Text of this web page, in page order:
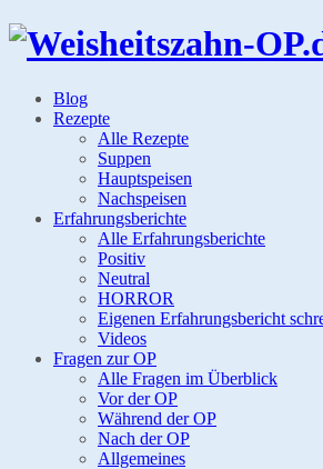
Blog
Rezepte
Alle Rezepte
Suppen
Hauptspeisen
Nachspeisen
Erfahrungsberichte
Alle Erfahrungsberichte
Positiv
Neutral
HORROR
Eigenen Erfahrungsbericht
Videos
Fragen zur OP
Alle Fragen im Überblick
Vor der OP
Während der OP
Nach der OP
Allgemeines